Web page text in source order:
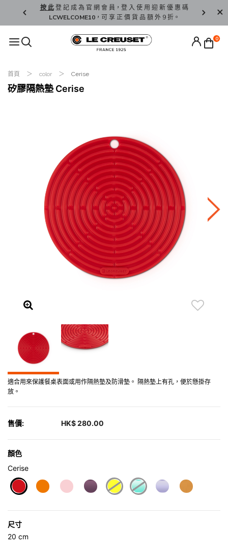
按 此登 記 成 為 官 網 會 員，登 入 使 用 迎 新 優 惠 碼
LCWELCOME10，可 享 正 價 貨 品 額 外 9 折。
香 港 / 澳
0
首頁 color Cerise
矽膠隔熱墊 Cerise
適合用來保護餐桌表面或用作隔熱墊及防滑墊。 隔熱墊上有孔，便於懸掛存
放。
售價: HK$ 280.00
顏色
Cerise
尺寸
20 cm